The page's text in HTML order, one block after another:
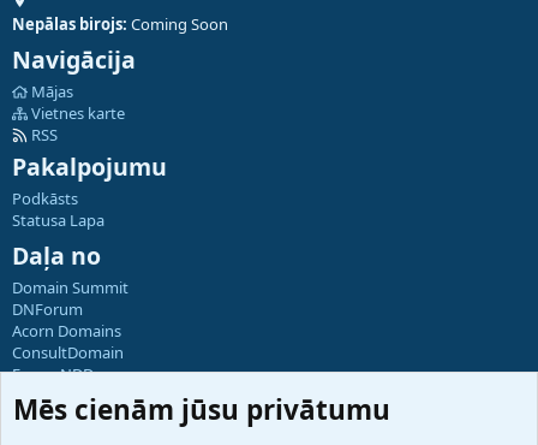
Nepālas birojs: Coming Soon
Navigācija
Mājas
Vietnes karte
RSS
Pakalpojumu
Podkāsts
Statusa Lapa
Daļa no
Domain Summit
DNForum
Acorn Domains
ConsultDomain
ForumNDD
Domainforum.ro
27.be
Mēs cienām jūsu privātumu